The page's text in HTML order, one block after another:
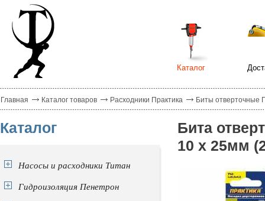
Каталог
Главная Каталог товаров Расходники Практика Биты отверточные
Каталог
Насосы и расходники Титан
Гидроизоляция Пенетрон
Бита
10 х 25мм